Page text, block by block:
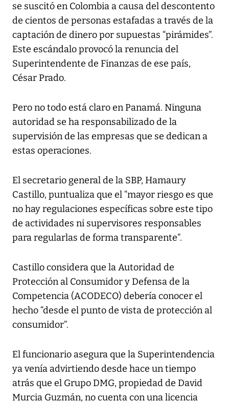
se suscitó en Colombia a causa del descontento
de cientos de personas estafadas a través de la
captación de dinero por supuestas “pirámides”.
Este escándalo provocó la renuncia del
Superintendente de Finanzas de ese país,
César Prado.
Pero no todo está claro en Panamá. Ninguna
autoridad se ha responsabilizado de la
supervisión de las empresas que se dedican a
estas operaciones.
El secretario general de la SBP, Hamaury
Castillo, puntualiza que el “mayor riesgo es que
no hay regulaciones específicas sobre este tipo
de actividades ni supervisores responsables
para regularlas de forma transparente”.
Castillo considera que la Autoridad de
Protección al Consumidor y Defensa de la
Competencia (ACODECO) debería conocer el
hecho “desde el punto de vista de protección al
consumidor”.
El funcionario asegura que la Superintendencia
ya venía advirtiendo desde hace un tiempo
atrás que el Grupo DMG, propiedad de David
Murcia Guzmán, no cuenta con una licencia